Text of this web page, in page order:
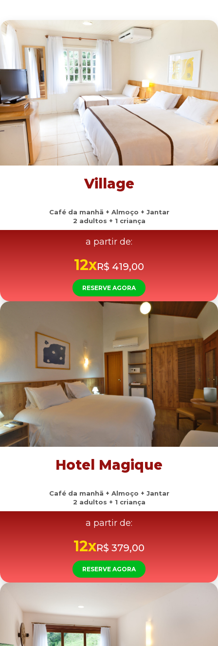
Village
Café da manhã + Almoço + Jantar
2 adultos + 1 criança
a partir de:
12xR$ 419,00
RESERVE AGORA
Hotel Magique
Café da manhã + Almoço + Jantar
2 adultos + 1 criança
a partir de:
12xR$ 379,00
RESERVE AGORA